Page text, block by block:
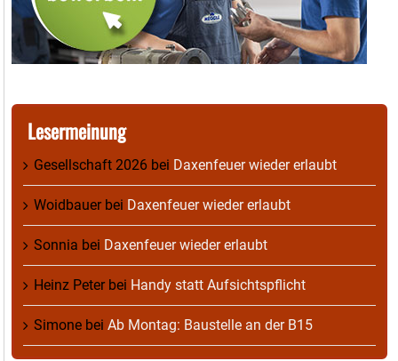
Lesermeinung
Gesellschaft 2026 bei Daxenfeuer wieder erlaubt
Woidbauerbei Daxenfeuer wieder erlaubt
Sonnia bei Daxenfeuer wieder erlaubt
Heinz Peterbei Handy statt Aufsichtspflicht
Simone bei Ab Montag: Baustelle an der B15